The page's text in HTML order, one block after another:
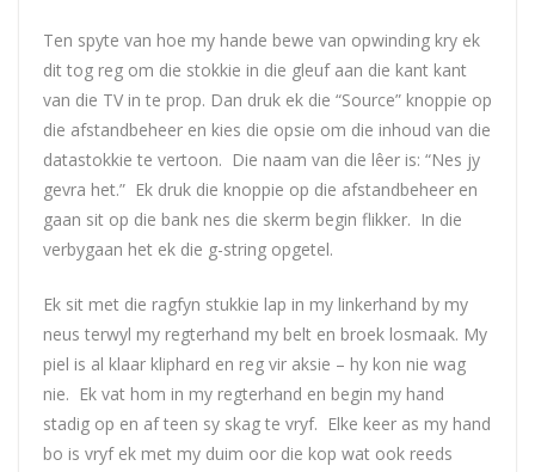
Ten spyte van hoe my hande bewe van opwinding kry ek
dit tog reg om die stokkie in die gleuf aan die kant kant
van die TV in te prop. Dan druk ek die “Source” knoppie op
die afstandbeheer en kies die opsie om die inhoud van die
datastokkie te vertoon. Die naam van die lêer is: “Nes jy
gevra het.” Ek druk die knoppie op die afstandbeheer en
gaan sit op die bank nes die skerm begin flikker. In die
verbygaan het ek die g-string opgetel.
Ek sit met die ragfyn stukkie lap in my linkerhand by my
neus terwyl my regterhand my belt en broek losmaak. My
piel is al klaar kliphard en reg vir aksie – hy kon nie wag
nie. Ek vat hom in my regterhand en begin my hand
stadig op en af teen sy skag te vryf. Elke keer as my hand
bo is vryf ek met my duim oor die kop wat ook reeds